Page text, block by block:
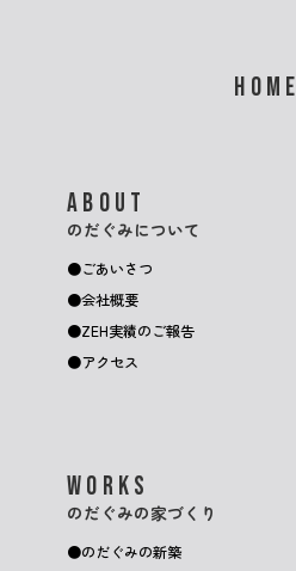
HOME
ABOUT
のだぐみについて
ごあいさつ
会社概要
ZEH実績のご報告
アクセス
WORKS
のだぐみの家づくり
のだぐみの新築